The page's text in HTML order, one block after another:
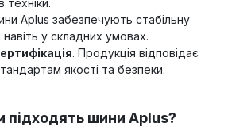
техніки.
Aplus забезпечують стабільну
у складних умовах.
. Продукція відповідає
якості та безпеки.
підходять шини Aplus?